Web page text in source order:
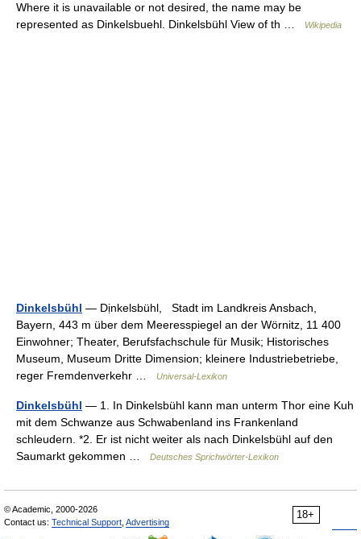
Where it is unavailable or not desired, the name may be
represented as Dinkelsbuehl. Dinkelsbühl View of th …
Wikipedia
Dinkelsbühl — Dịnkelsbühl, Stadt im Landkreis Ansbach,
Bayern, 443 m über dem Meeresspiegel an der Wörnitz, 11 400
Einwohner; Theater, Berufsfachschule für Musik; Historisches
Museum, Museum Dritte Dimension; kleinere Industriebetriebe,
reger Fremdenverkehr …
Universal-Lexikon
Dinkelsbühl — 1. In Dinkelsbühl kann man unterm Thor eine Kuh
mit dem Schwanze aus Schwabenland ins Frankenland
schleudern. *2. Er ist nicht weiter als nach Dinkelsbühl auf den
Saumarkt gekommen …
Deutsches Sprichwörter-Lexikon
18+
© Academic, 2000-2026
Contact us: Technical Support Advertising